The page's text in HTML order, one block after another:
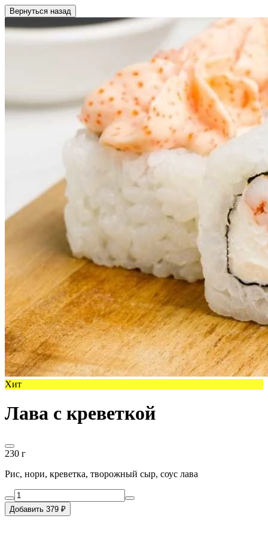
Вернуться назад
Хит
Лава с креветкой
230 г
Рис, нори, креветка, творожный сыр, соус лава
Добавить 379 ₽